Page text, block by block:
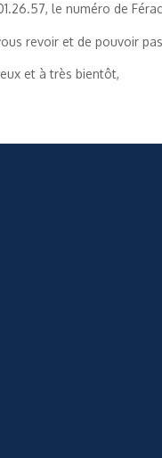
le numéro de
revoir et de pouvoir
et à très bientôt,